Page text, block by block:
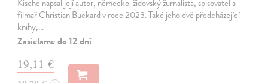
Kische napsal její autor, německo-židovský žurnalista, spisovatel a
filmař Christian Buckard v roce 2023. Také jeho dvě předcházející
knihy,…
Zasielame do 12 dní
19,11 €